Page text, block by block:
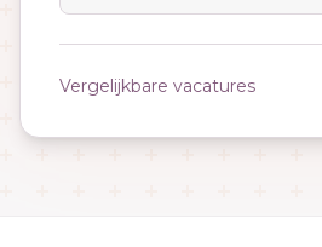
Vergelijkbare vacatures